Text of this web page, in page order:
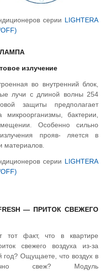
серии LIGHTERA
излучение
во внутренний блок,
лучи с длиной волны 254
защиты предполагает
бактерии,
Особенно сильно
прояв- ляется в
материалов.
серии LIGHTERA
— ПРИТОК СВЕЖЕГО
тот факт, что в квартире
свежего воздуха из-за
год? Ощущаете, что воздух в
свеж? Модуль